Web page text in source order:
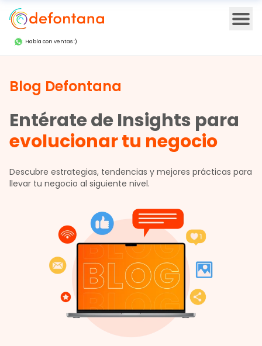
Habla con ventas :)
Blog Defontana
Entérate de Insights para
evolucionar tu negocio
Descubre estrategias, tendencias y mejores prácticas para
llevar tu negocio al siguiente nivel.